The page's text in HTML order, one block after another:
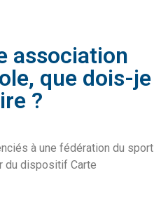
association
que dois-je
?
à une fédération du sport
du dispositif Carte